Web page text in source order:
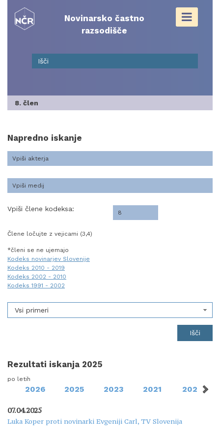
content
Novinarsko častno
razsodišče
8. člen
Napredno iskanje
Vpiši člene kodeksa:
Člene ločujte z vejicami (3,4)
*členi se ne ujemajo
Kodeks novinarjev Slovenije
Kodeks 2010 - 2019
Kodeks 2002 - 2010
Kodeks 1991 - 2002
Vsi primeri
Rezultati iskanja 2025
po letih
2026 2025 2023 2021 2020
07.04.2025
Luka Koper proti novinarki Evgeniji Carl, TV Slovenija